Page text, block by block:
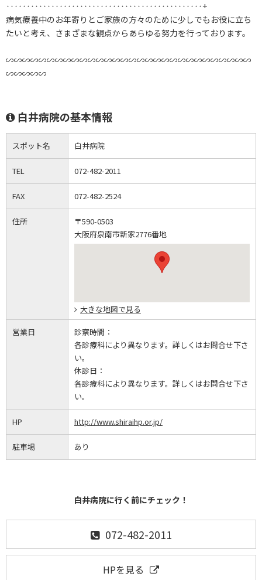
‥‥‥‥‥‥‥‥‥‥‥‥‥‥‥‥‥‥‥‥‥‥‥‥+
病気療養中のお年寄りとご家族の方々のために少しでもお役に立ち
たいと考え、さまざまな観点からあらゆる努力を行っております。
∽∽∽∽∽∽∽∽∽∽∽∽∽∽∽∽∽∽∽∽∽∽∽∽∽∽∽∽∽∽
∽∽∽∽∽
白井病院の基本情報
スポット名 白井病院
TEL 072-482-2011
FAX 072-482-2524
住所
〒590-0503
大阪府泉南市新家2776番地
大きな地図で見る
営業日
診察時間：
各診療科により異なります。詳しくはお問合せ下さ
い。
休診日：
各診療科により異なります。詳しくはお問合せ下さ
い。
HP http://www.shiraihp.or.jp/
駐車場 あり
白井病院に行く前にチェック！
072-482-2011
HPを見る